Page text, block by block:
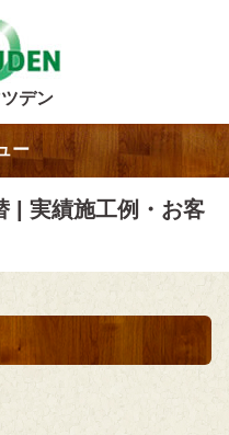
デン
ー
| 実績施工例・お客